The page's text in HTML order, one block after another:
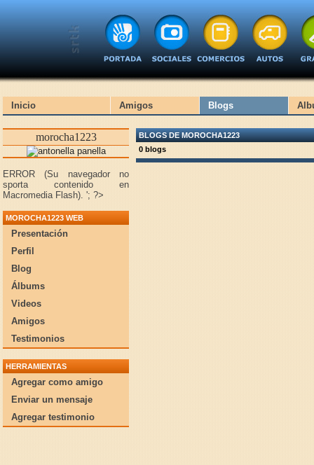
Inicio Amigos Blogs
morocha1223
ERROR (Su navegador no
sporta contenido en
Macromedia Flash). '; ?>
MOROCHA1223 WEB
Presentación
Perfil
Blog
Álbums
Videos
Amigos
Testimonios
HERRAMIENTAS
Agregar como amigo
Enviar un mensaje
Agregar testimonio
BLOGS DE MOROCHA1223
0 blogs